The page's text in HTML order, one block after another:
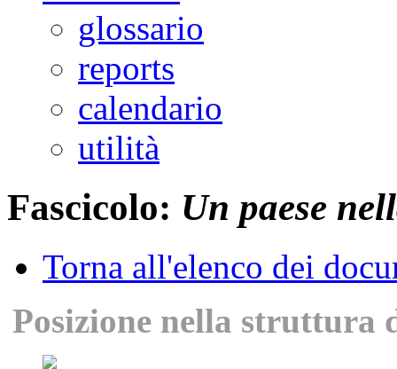
glossario
reports
calendario
utilità
Fascicolo: Un paese
Torna all'elenco dei
Posizione nella struttura